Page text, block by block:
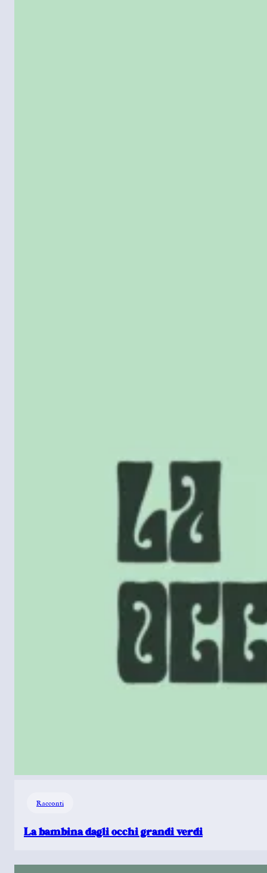
Racconti
La bambina dagli occhi grandi verdi